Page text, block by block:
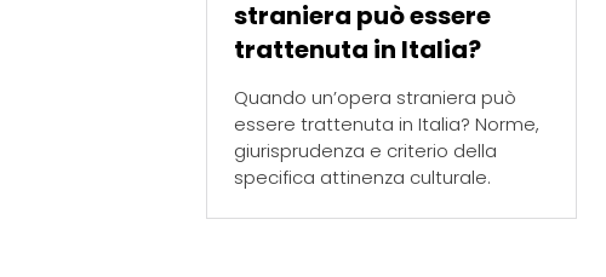
straniera può essere
trattenuta in Italia?
Quando un’opera straniera può
essere trattenuta in Italia? Norme,
giurisprudenza e criterio della
specifica attinenza culturale.